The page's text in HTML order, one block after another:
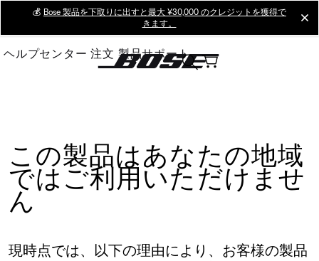
Main
💰 Bose 製品を下取りに出すと最大 ¥30,000 のクレジットを獲得で
きます。
ヘルプセンター 注文 製品サポート
この製品はあなたの地域
ではご利用いただけませ
ん
現時点では、以下の理由により、お客様の製品